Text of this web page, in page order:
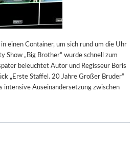
einen Container, um sich rund um die Uhr
Show „Big Brother“ wurde schnell zum
beleuchtet Autor und Regisseur Boris
„Erste Staffel. 20 Jahre Großer Bruder“
intensive Auseinandersetzung zwischen